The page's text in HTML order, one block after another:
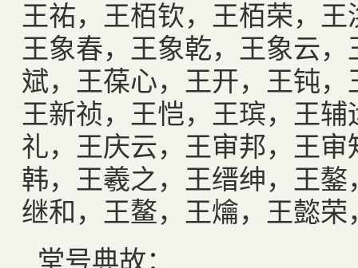
王祐，王栢钦，王栢荣，
王象春，王象乾，王象云
斌，王葆心，王开，王钝
王新祯，王恺，王瑸，王
礼，王庆云，王审邦，王
韩，王羲之，王缙绅，王
继和，王鳌，王爚，王懿荣
堂号典故：